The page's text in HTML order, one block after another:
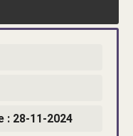
: 28-11-2024